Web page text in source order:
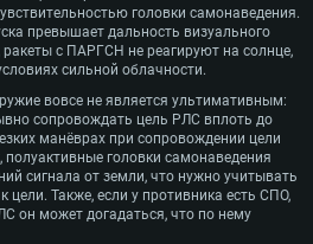
головки самонаведения.
превышает дальность визуального
ракеты с ПАРГСН не реагируют на солнце,
сильной облачности.
вовсе не является ультимативным:
сопровождать цель РЛС вплоть до
манёврах при сопровождении цели
головки самонаведения
сигнала от земли, что нужно учитывать
цели. Также, если у противника есть СПО,
он может догадаться, что по нему